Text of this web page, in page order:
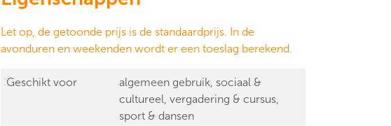
Let op, de getoonde prijs is de standaardprijs. In de
avonduren en weekenden wordt er een toeslag berekend.
Geschikt voor
algemeen gebruik, sociaal &
cultureel, vergadering & cursus,
sport & dansen